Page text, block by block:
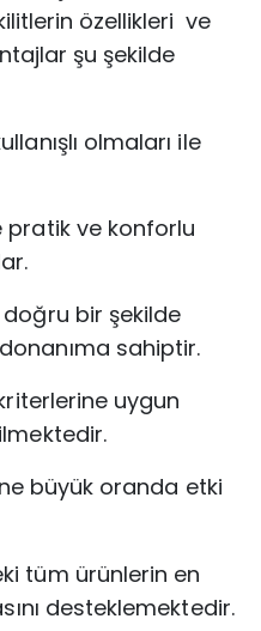
özellikleri ve
şu şekilde
olmaları ile
pratik ve konforlu
doğru bir şekilde
sahiptir.
uygun
büyük oranda etki
tüm ürünlerin en
desteklemektedir.